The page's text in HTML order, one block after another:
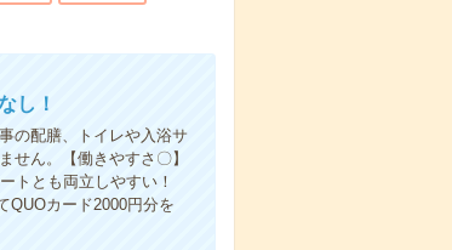
し！
の配膳、トイレや入浴サ
せん。【働きやすさ〇】
トとも両立しやすい！
QUOカード2000円分を